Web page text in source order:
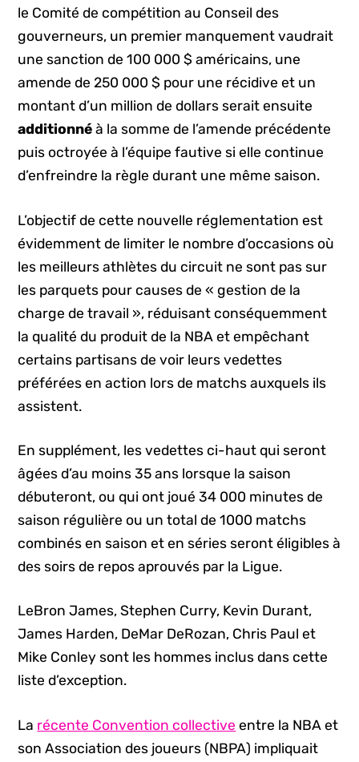
le Comité de compétition au Conseil des
gouverneurs, un premier manquement vaudrait
une sanction de 100 000 $ américains, une
amende de 250 000 $ pour une récidive et un
montant d’un million de dollars serait ensuite
additionnéà la somme de l’amende précédente
puis octroyée à l’équipe fautive si elle continue
d’enfreindre la règle durant une même saison.
L’objectif de cette nouvelle réglementation est
évidemment de limiter le nombre d’occasions où
les meilleurs athlètes du circuit ne sont pas sur
les parquets pour causes de « gestion de la
charge de travail », réduisant conséquemment
la qualité du produit de la NBA et empêchant
certains partisans de voir leurs vedettes
préférées en action lors de matchs auxquels ils
assistent.
En supplément, les vedettes ci-haut qui seront
âgées d’au moins 35 ans lorsque la saison
débuteront, ou qui ont joué 34 000 minutes de
saison régulière ou un total de 1000 matchs
combinés en saison et en séries seront éligibles à
des soirs de repos aprouvés par la Ligue.
LeBron James, Stephen Curry, Kevin Durant,
James Harden, DeMar DeRozan, Chris Paul et
Mike Conley sont les hommes inclus dans cette
liste d’exception.
La récente Convention collective entre la NBA et
son Association des joueurs (NBPA) impliquait